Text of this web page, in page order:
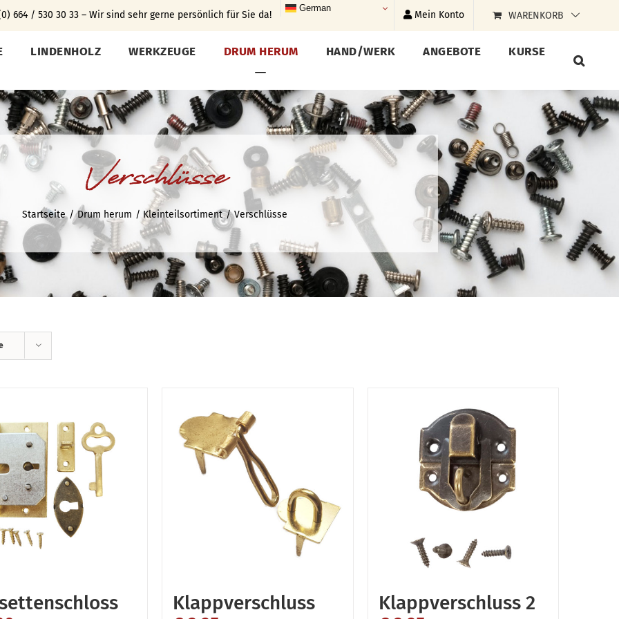
664 / 530 30 33 – Wir sind sehr gerne persönlich für Sie da!
German
Mein Konto WARENKORB
LINDENHOLZ WERKZEUGE DRUM HERUM HAND/WERK ANGEBOTE KURSE
Verschlüsse
Startseite Drum herum Kleinteilsortiment Verschlüsse
Klappverschluss Klappverschluss 2